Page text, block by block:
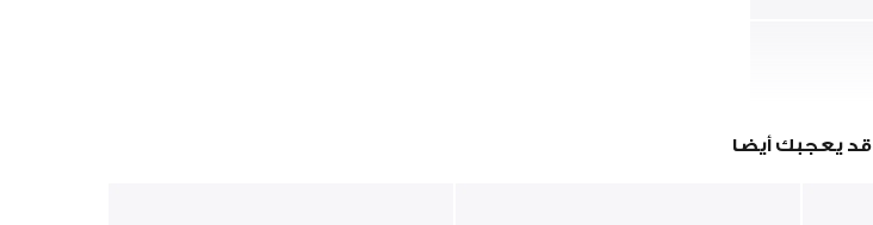
قد يعجبك أيضا